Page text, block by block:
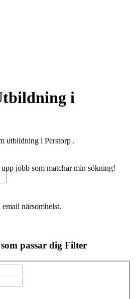
i
utbildning i Perstorp .
jobb som matchar min sökning!
närsomhelst.
passar dig Filter